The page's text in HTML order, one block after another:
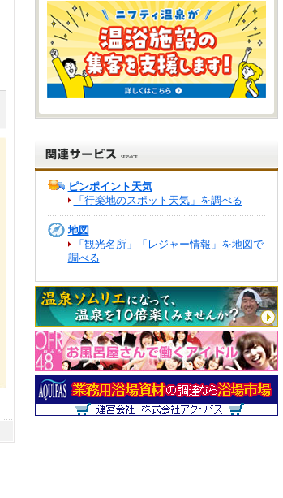
ピンポイント天気
「行楽地のスポット天気」を調べる
地図
「観光名所」「レジャー情報」を地図で
調べる